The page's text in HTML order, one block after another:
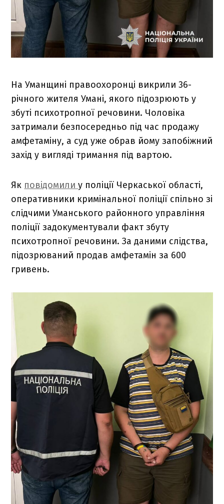
На Уманщині правоохоронці викрили 36-
річного жителя Умані, якого підозрюють у
збуті психотропної речовини. Чоловіка
затримали безпосередньо під час продажу
амфетаміну, а суд уже обрав йому запобіжний
захід у вигляді тримання під вартою.
Як повідомилиу поліції Черкаської області,
оперативники кримінальної поліції спільно зі
слідчими Уманського районного управління
поліції задокументували факт збуту
психотропної речовини. За даними слідства,
підозрюваний продав амфетамін за 600
гривень.